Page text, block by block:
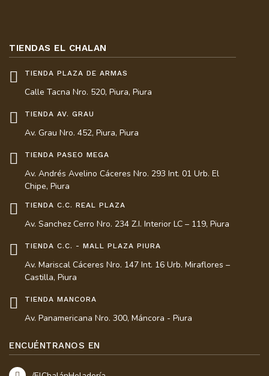
TIENDAS EL CHALAN
TIENDA PLAZA DE ARMAS
Calle Tacna Nro. 520, Piura, Piura
TIENDA AV. GRAU
Av. Grau Nro. 452, Piura, Piura
TIENDA PASEO MEGA
Av. Andrés Avelino Cáceres Nro. 293 Int. 01 Urb. El
Chipe, Piura
TIENDA C.C. REAL PLAZA
Av. Sanchez Cerro Nro. 234 Z.I. Interior LC – 119, Piura
TIENDA C.C. - MALL PLAZA PIURA
Av. Mariscal Cáceres Nro. 147 Int. 16 Urb. Miraflores –
Castilla, Piura
TIENDA MANCORA
Av. Panamericana Nro. 300, Máncora - Piura
ENCUÉNTRANOS EN